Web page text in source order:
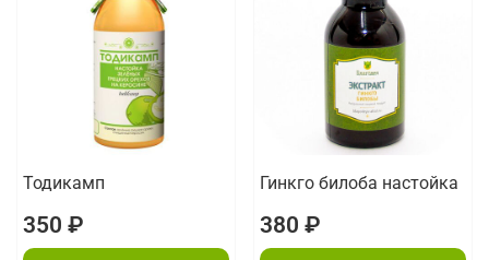
Тодикамп
350 ₽
Гинкго билоба настойка
380 ₽